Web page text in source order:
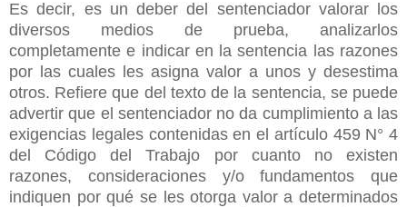
Es decir, es un deber del sentenciador valorar los
diversos medios de prueba, analizarlos
completamente e indicar en la sentencia las razones
por las cuales les asigna valor a unos y desestima
otros. Refiere que del texto de la sentencia, se puede
advertir que el sentenciador no da cumplimiento a las
exigencias legales contenidas en el artículo 459 N° 4
del Código del Trabajo por cuanto no existen
razones, consideraciones y/o fundamentos que
indiquen por qué se les otorga valor a determinados